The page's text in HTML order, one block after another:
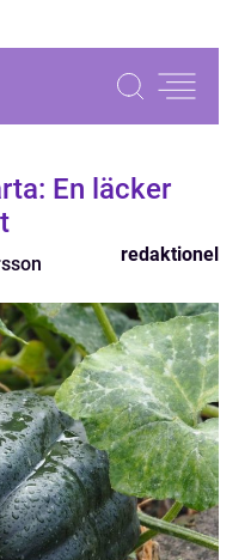
En läcker
redaktionel